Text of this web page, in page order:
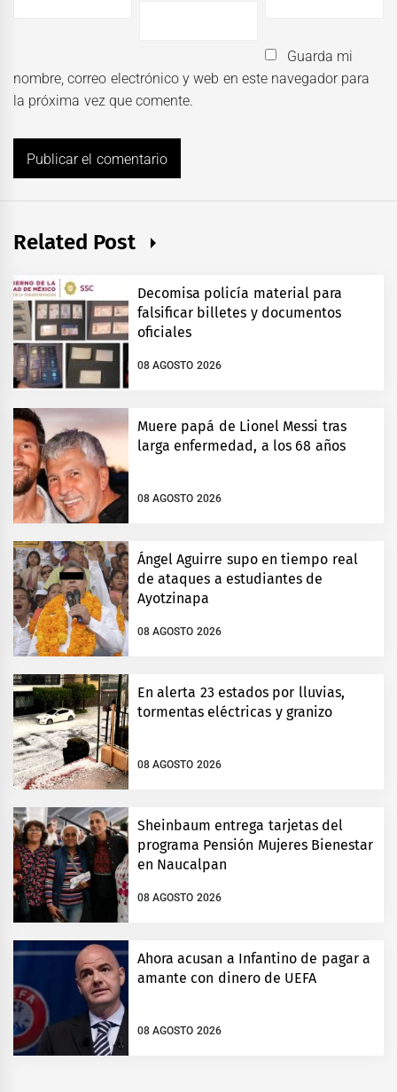
Guarda mi
nombre, correo electrónico y web en este navegador para
la próxima vez que comente.
Related Post
Decomisa policía material para
falsificar billetes y documentos
oficiales
08 AGOSTO 2026
Muere papá de Lionel Messi tras
larga enfermedad, a los 68 años
08 AGOSTO 2026
Ángel Aguirre supo en tiempo real
de ataques a estudiantes de
Ayotzinapa
08 AGOSTO 2026
En alerta 23 estados por lluvias,
tormentas eléctricas y granizo
08 AGOSTO 2026
Sheinbaum entrega tarjetas del
programa Pensión Mujeres Bienestar
en Naucalpan
08 AGOSTO 2026
Ahora acusan a Infantino de pagar a
amante con dinero de UEFA
08 AGOSTO 2026